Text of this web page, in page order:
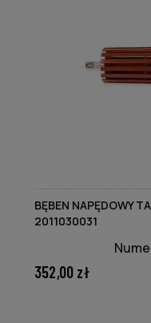
BĘBEN NAPĘDOWY
2011030031
352,00 zł